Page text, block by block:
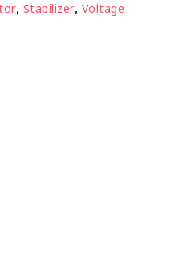
, Stabilizer, Voltage